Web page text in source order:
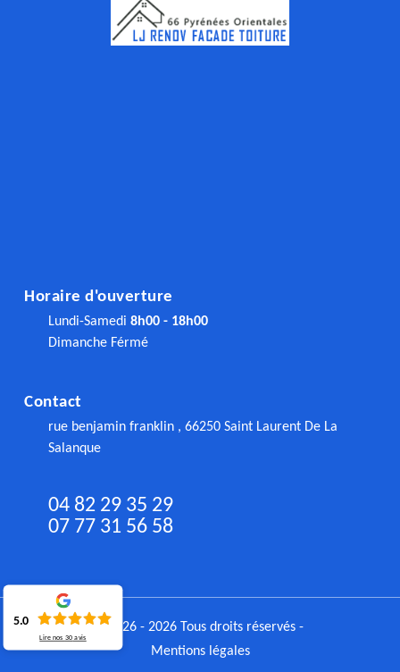
Horaire d'ouverture
Lundi-Samedi 8h00 - 18h00
Dimanche Férmé
Contact
rue benjamin franklin , 66250 Saint Laurent De La
Salanque
04 82 29 35 29
07 77 31 56 58
©2026 - 2026 Tous droits réservés -
Mentions légales
5.0
Lire nos30 avis